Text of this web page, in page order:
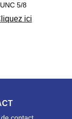
UNC 5/8
ici